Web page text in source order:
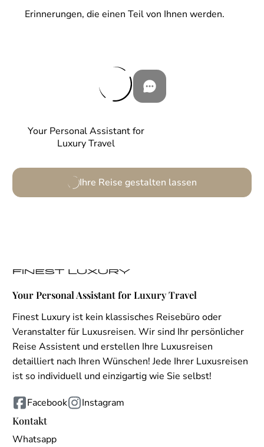
Your Personal Assistant for
Luxury Travel
Ihre Reise gestalten lassen
Erinnerungen, die einen Teil von Ihnen werden.
Your Personal Assistant for Luxury Travel
Finest Luxury ist kein klassisches Reisebüro oder
Veranstalter für Luxusreisen. Wir sind Ihr persönlicher
Reise Assistent und erstellen Ihre Luxusreisen
detailliert nach Ihren Wünschen! Jede Ihrer Luxusreisen
ist so individuell und einzigartig wie Sie selbst!
Facebook
Instagram
Kontakt
Whatsapp